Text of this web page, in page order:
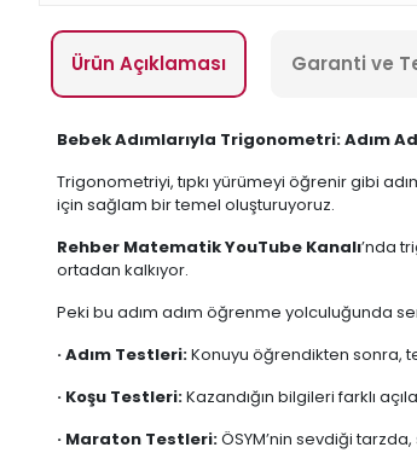
Ürün Açıklaması Garanti ve
Bebek Adımlarıyla Trigonometri: Adım
Trigonometriyi, tıpkı yürümeyi öğrenir gibi
için sağlam bir temel oluşturuyoruz.
Rehber Matematik YouTube Kanalı’nda
ortadan kalkıyor.
Peki bu adım adım öğrenme yolculuğunda
· Adım Testleri:Konuyu öğrendikten sonra,
· Koşu Testleri:Kazandığın bilgileri farklı
· Maraton Testleri:ÖSYM’nin sevdiği